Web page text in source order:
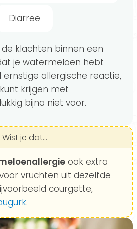
Diarree
klachten binnen een
je watermeloen hebt
ernstige allergische reactie,
krijgen met
bijna niet voor.
Wist je dat...
ook extra
vruchten uit dezelfde
courgette,
.